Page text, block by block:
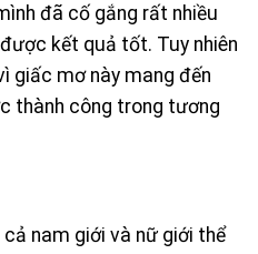
đã cố gắng rất nhiều
kết quả tốt. Tuy nhiên
giấc mơ này mang đến
thành công trong tương
nam giới và nữ giới thể